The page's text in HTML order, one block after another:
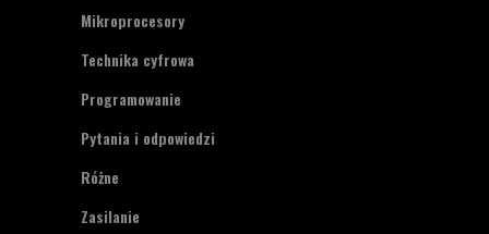
Mikroprocesory
Technika cyfrowa
Programowanie
Pytania i odpowiedzi
Różne
Zasilanie